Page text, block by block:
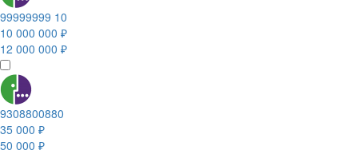
99999999 10
10 000 000 ₽
12 000 000 ₽
9308800880
35 000 ₽
50 000 ₽